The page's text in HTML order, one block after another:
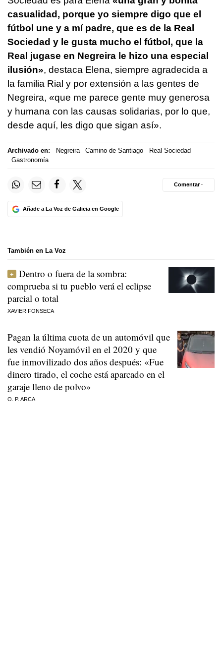
casualidad, porque yo siempre digo que el
fútbol une y a mí padre, que es de la Real
Sociedad y le gusta mucho el fútbol, que la
Real jugase en Negreira le hizo una especial
ilusión», destaca Elena, siempre agradecida a
la familia Rial y por extensión a las gentes de
Negreira, «que me parece gente muy generosa
y humana con las causas solidarias, por lo que,
desde aquí, les digo que sigan así».
Archivado en: Negreira Camino de Santiago
Real Sociedad
Gastronomía
Añade a La Voz de Galicia en Google
Comentar ·
También en La Voz
Dentro o fuera de la sombra:
comprueba si tu pueblo verá el eclipse
parcial o total
XAVIER FONSECA
Pagan la última cuota de un automóvil que
les vendió Noyamóvil en el 2020 y que
fue inmovilizado dos años después: «Fue
dinero tirado, el coche está aparcado en el
garaje lleno de polvo»
O. P. ARCA